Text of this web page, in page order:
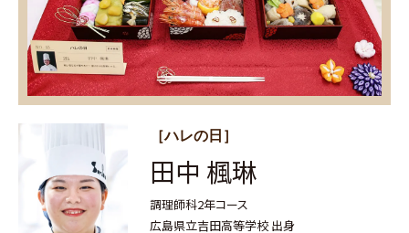
［ハレの日］
田中 楓琳
調理師科2年コース
広島県立吉田高等学校 出身